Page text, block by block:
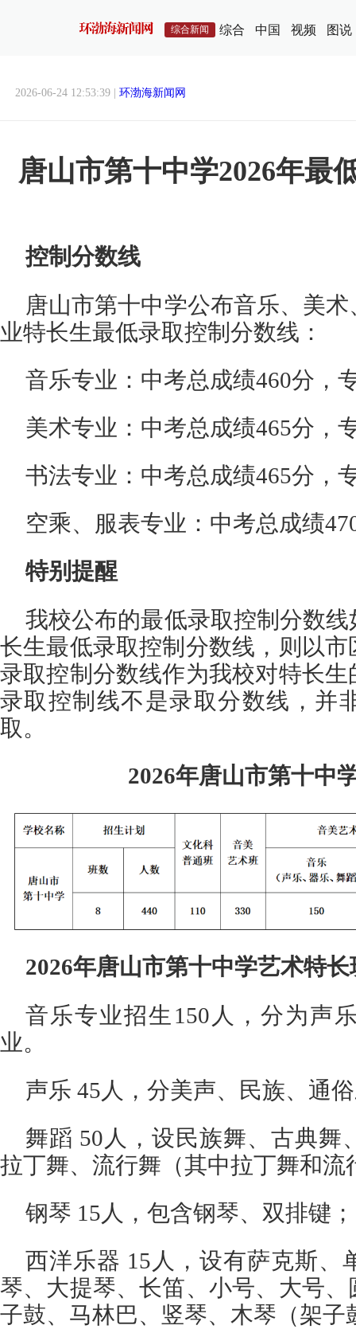
综合新闻 综合 中国 视频 图说
2026-06-24 12:53:39 | 环渤海新闻网
唐山市第十中学2026年最
控制分数线
唐山市第十中学公布音乐、美
业特长生最低录取控制分数线：
音乐专业：中考总成绩460分，
美术专业：中考总成绩465分，
书法专业：中考总成绩465分，
空乘、服表专业：中考总成绩
特别提醒
我校公布的最低录取控制分数
长生最低录取控制分数线，则以
录取控制分数线作为我校对特长
录取控制线不是录取分数线，并
取。
2026年唐山市第十中
2026年唐山市第十中学艺术特
音乐专业招生150人，分为声
业。
声乐 45人，分美声、民族、通
舞蹈 50人，设民族舞、古典舞
拉丁舞、流行舞（其中拉丁舞和流
钢琴 15人，包含钢琴、双排键；
西洋乐器 15人，设有萨克斯、
琴、大提琴、长笛、小号、大号
子鼓、马林巴、竖琴、木琴（架子